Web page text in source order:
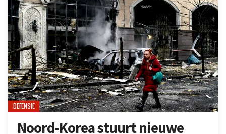
DEFENSIE
Noord-Korea stuurt nieuwe